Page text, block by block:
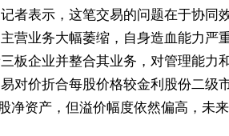
者表示，这笔交易的问题在于协同
营业务大幅萎缩，自身造血能力严
板企业并整合其业务，对管理能力
对价折合每股价格较金利股份二级
净资产，但溢价幅度依然偏高，未